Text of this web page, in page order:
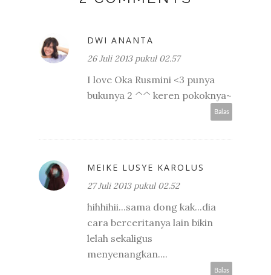
DWI ANANTA
26 Juli 2013 pukul 02.57
I love Oka Rusmini <3 punya
bukunya 2 ^^ keren pokoknya~
Balas
MEIKE LUSYE KAROLUS
27 Juli 2013 pukul 02.52
hihhihii...sama dong kak...dia
cara berceritanya lain bikin
lelah sekaligus
menyenangkan....
Balas